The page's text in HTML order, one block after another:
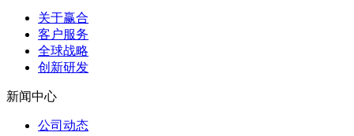
关于赢合
客户服务
全球战略
创新研发
新闻中心
公司动态